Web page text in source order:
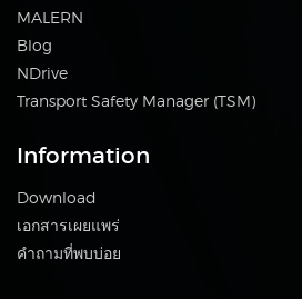
MALERN
Blog
NDrive
Transport Safety Manager (TSM)
Information
Download
เอกสารเผยแพร่
คำถามที่พบบ่อย